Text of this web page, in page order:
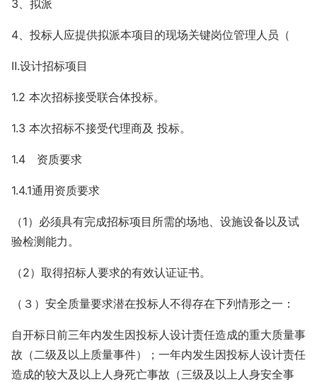
3、拟派
4、投标人应提供拟派本项目的现场关键岗位管理人员（
Ⅱ.设计招标项目
1.2 本次招标接受联合体投标。
1.3 本次招标不接受代理商及 投标。
1.4 资质要求
1.4.1通用资质要求
（1）必须具有完成招标项目所需的场地、设施设备以及试
验检测能力。
（2）取得招标人要求的有效认证证书。
（３）安全质量要求潜在投标人不得存在下列情形之一：
自开标日前三年内发生因投标人设计责任造成的重大质量事
故（二级及以上质量事件）；一年内发生因投标人设计责任
造成的较大及以上人身死亡事故（三级及以上人身安全事